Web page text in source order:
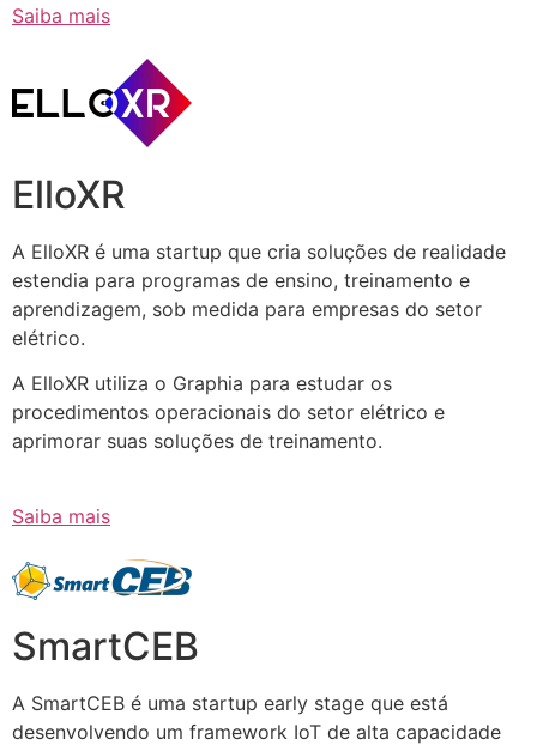
Saiba mais
ElloXR
A ElloXR é uma startup que cria soluções de realidade
estendia para programas de ensino, treinamento e
aprendizagem, sob medida para empresas do setor
elétrico.
A ElloXR utiliza o Graphia para estudar os
procedimentos operacionais do setor elétrico e
aprimorar suas soluções de treinamento.
Saiba mais
SmartCEB
A SmartCEB é uma startup early stage que está
desenvolvendo um framework IoT de alta capacidade